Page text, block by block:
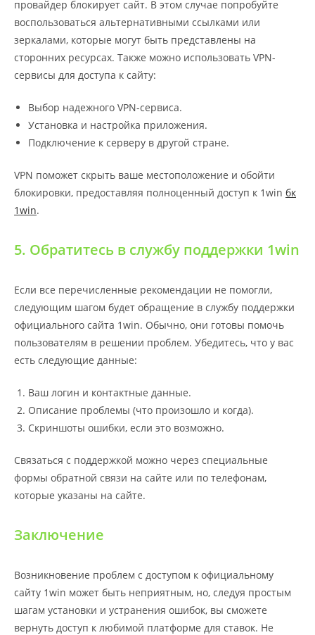
провайдер блокирует сайт. В этом случае попробуйте
воспользоваться альтернативными ссылками или
зеркалами, которые могут быть представлены на
сторонних ресурсах. Также можно использовать VPN-
сервисы для доступа к сайту:
Выбор надежного VPN-сервиса.
Установка и настройка приложения.
Подключение к серверу в другой стране.
VPN поможет скрыть ваше местоположение и обойти
блокировки, предоставляя полноценный доступ к 1win бк
1win.
5. Обратитесь в службу поддержки 1win
Если все перечисленные рекомендации не помогли,
следующим шагом будет обращение в службу поддержки
официального сайта 1win. Обычно, они готовы помочь
пользователям в решении проблем. Убедитесь, что у вас
есть следующие данные:
Ваш логин и контактные данные.
Описание проблемы (что произошло и когда).
Скриншоты ошибки, если это возможно.
Связаться с поддержкой можно через специальные
формы обратной связи на сайте или по телефонам,
которые указаны на сайте.
Заключение
Возникновение проблем с доступом к официальному
сайту 1win может быть неприятным, но, следуя простым
шагам установки и устранения ошибок, вы сможете
вернуть доступ к любимой платформе для ставок. Не